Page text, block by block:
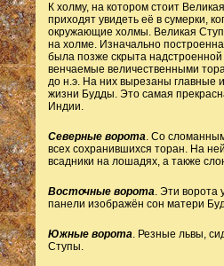
К холму, на котором стоит
приходят увидеть её в сумерки,
окружающие холмы. Великая
на холме. Изначально
была позже скрыта
венчаемые величественными
до н.э. На них вырезаны главные
жизни Будды. Это самая
Индии.
Северные ворота. Со
всех сохранившихся торан. На
всадники на лошадях, а также
Восточные ворота. Эти ворота
панели изображён сон матери
Южные ворота. Резные львы,
Ступы.